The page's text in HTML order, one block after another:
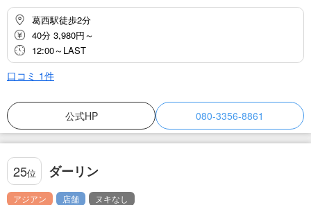
葛西駅徒歩2分
40分 3,980円～
12:00～LAST
口コミ 1件
公式HP 080-3356-8861
25位 ダーリン
アジアン 店舗 ヌキなし